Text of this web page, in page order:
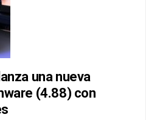
una nueva
(4.88) con